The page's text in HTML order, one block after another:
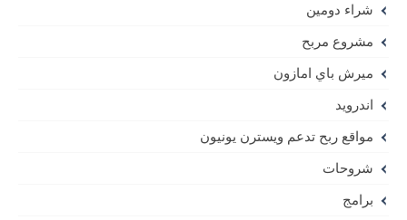
شراء دومين
مشروع مربح
ميرش باي امازون
اندرويد
مواقع ربح تدعم ويسترن يونيون
شروحات
برامج